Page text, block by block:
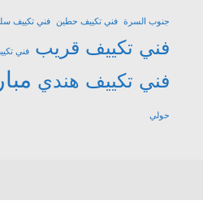
جنوب السرة فني تكييف حطين فني تكييف
فني تكييف قريب فني
فني تكييف هندي
حولي